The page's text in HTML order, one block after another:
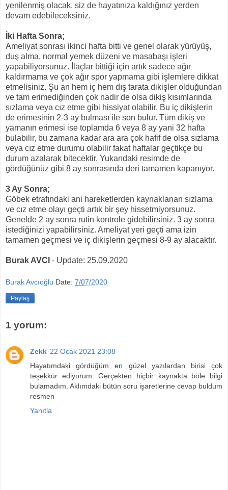
yenilenmiş olacak, siz de hayatınıza kaldığınız yerden
devam edebileceksiniz.
İki Hafta Sonra;
Ameliyat sonrası ikinci hafta bitti ve genel olarak yürüyüş,
duş alma, normal yemek düzeni ve masabaşı işleri
yapabiliyorsunuz. İlaçlar bittiği için artık sadece ağır
kaldırmama ve çok ağır spor yapmama gibi işlemlere dikkat
etmelisiniz. Şu an hem iç hem dış tarata dikişler olduğundan
ve tam erimediğinden çok nadir de olsa dikiş kısımlarında
sızlama veya cız etme gibi hissiyat olabilir. Bu iç dikişlerin
de erimesinin 2-3 ay bulması ile son bulur. Tüm dikiş ve
yamanın erimesi ise toplamda 6 veya 8 ay yani 32 hafta
bulabilir, bu zamana kadar ara ara çok hafif de olsa sızlama
veya cız etme durumu olabilir fakat haftalar geçtikçe bu
durum azalarak bitecektir. Yukarıdaki resimde de
gördüğünüz gibi 8 ay sonrasında deri tamamen kapanıyor.
3 Ay Sonra;
Göbek etrafındaki ani hareketlerden kaynaklanan sızlama
ve cız etme olayı geçti artık bir şey hissetmiyorsunuz.
Genelde 2 ay sonra rutin kontrole gidebilirsiniz. 3 ay sonra
istediğinizi yapabilirsiniz. Ameliyat yeri geçti ama izin
tamamen geçmesi ve iç dikişlerin geçmesi 8-9 ay alacaktır.
Burak AVCI - Update: 25.09.2020
Burak Avcıoğlu Date: 7/07/2020
Paylaş
1 yorum:
Zekk 22 Ocak 2021 23:08
Hayatımdaki gördüğüm en güzel yazılardan birisi çok
teşekkür ediyorum. Gerçekten hiçbir kaynakta böle bilgi
bulamadım. Aklımdaki bütün soru işaretlerine cevap buldum
resmen
Yanıtla